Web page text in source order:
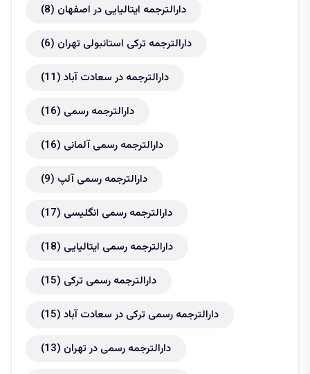
دارالترجمه ایتالیایی در اصفهان (8)
دارالترجمه ترکی استانبولی تهران (6)
دارالترجمه در سعادت آباد (11)
دارالترجمه رسمی (16)
دارالترجمه رسمی آلمانی (16)
دارالترجمه رسمی آلپ (9)
دارالترجمه رسمی انگلیسی (17)
دارالترجمه رسمی ایتالیایی (18)
دارالترجمه رسمی ترکی (15)
دارالترجمه رسمی ترکی در سعادت آباد (15)
دارالترجمه رسمی در تهران (13)